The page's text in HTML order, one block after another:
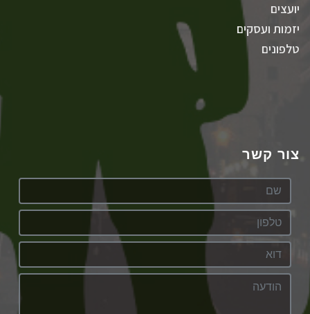
יועצים
יזמות ועסקים
טלפונים
צור קשר